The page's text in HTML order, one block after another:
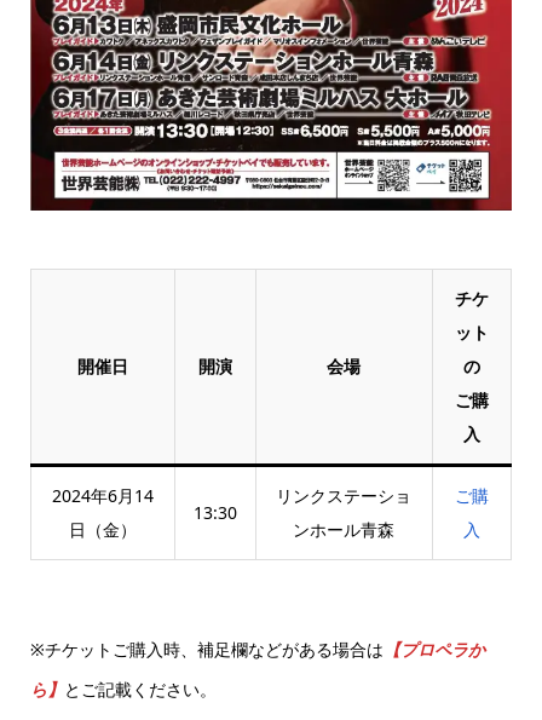
開催日 開演 会場
チケ
ット
の
ご購
入
2024年6月14
日（金）
13:30
リンクステーショ
ンホール青森
ご購
入
※チケットご購入時、補足欄などがある場合は 【プロペラか
ら】 とご記載ください。